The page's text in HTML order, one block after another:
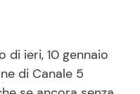
di ieri, 10 gennaio
di Canale 5